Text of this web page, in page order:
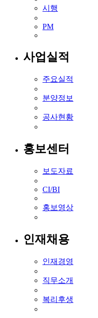
시행
PM
사업실적
주요실적
분양정보
공사현황
홍보센터
보도자료
CI/BI
홍보영상
인재채용
인재경영
직무소개
복리후생